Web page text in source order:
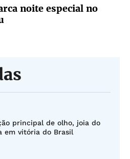
noite especial no
principal de olho, joia do
em vitória do Brasil